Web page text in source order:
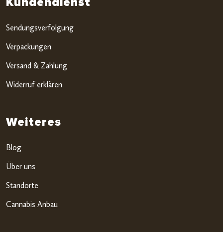
Kundendienst
Sendungsverfolgung
Verpackungen
Versand & Zahlung
Widerruf erklären
Weiteres
Blog
Über uns
Standorte
Cannabis Anbau